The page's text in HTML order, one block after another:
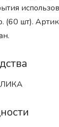
(60 шт).